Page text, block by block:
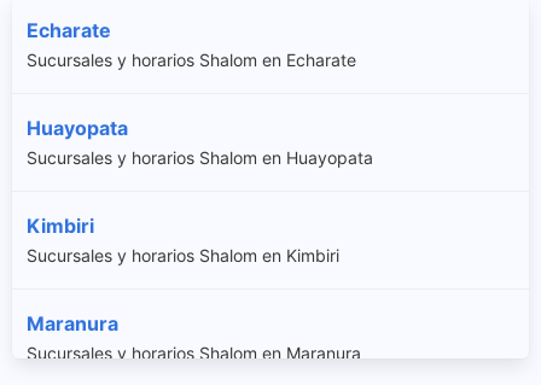
Echarate
Sucursales y horarios Shalom en Echarate
Huayopata
Sucursales y horarios Shalom en Huayopata
Kimbiri
Sucursales y horarios Shalom en Kimbiri
Maranura
Sucursales y horarios Shalom en Maranura